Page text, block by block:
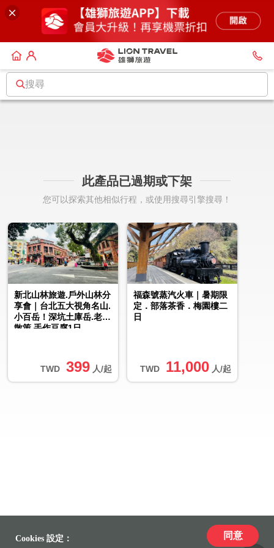
搜尋
此產品已過期或下架
您可以探索其他相似行程，或使用搜尋引擎搜尋！
TWD 399 人/起
新北山林旅遊.戶外山林分
享會｜台北五大視角名山.
小百岳！深坑土庫岳.老街
散策.手作豆腐1日
TWD 11,000 人/起
福森號蒸汽火車｜暑期限
定．部落茶香．梅園樓二
日
Cookies 設定： 同意